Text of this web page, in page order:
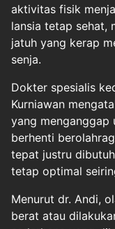
aktivitas fisik
lansia tetap sehat,
jatuh yang kerap
senja.
Dokter spesialis
Kurniawan
yang menganggap
berhenti
tepat justru
tetap optimal
Menurut dr. Andi,
berat atau